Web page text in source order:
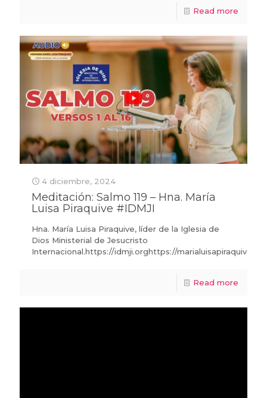
Read more
4 diciembre, 2024
Meditación: Salmo 119 – Hna. María
Luisa Piraquive #IDMJI
Hna. María Luisa Piraquive, líder de la Iglesia de
Dios Ministerial de Jesucristo
Internacional.https://idmji.orghttps://
Read more